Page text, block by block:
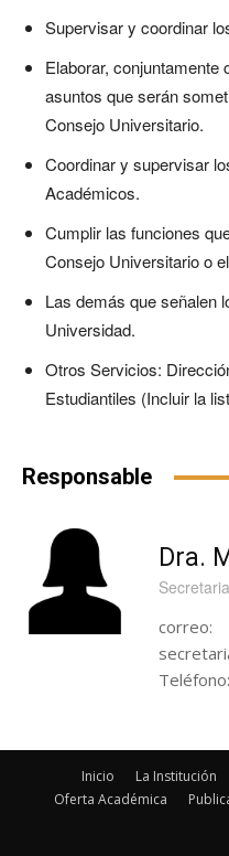
Supervisar y coordinar
Elaborar, conjuntamente
asuntos que serán
Consejo Universitario.
Coordinar y supervisar
Académicos.
Cumplir las funciones
Consejo Universitario o
Las demás que señalen
Universidad.
Otros Servicios:
Estudiantiles (Incluir la
Responsable
Dra.
correo:
Inicio La Institución
Oferta Académica